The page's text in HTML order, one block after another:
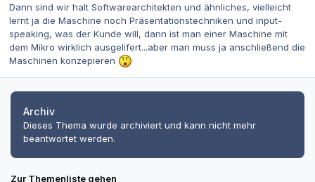
Dann sind wir halt Softwarearchitekten und ähnliches, vielleicht
lernt ja die Maschine noch Präsentationstechniken und input-
speaking, was der Kunde will, dann ist man einer Maschine mit
dem Mikro wirklich ausgelifert...aber man muss ja anschließend die
Maschinen konzepieren
Archiv
Dieses Thema wurde archiviert und kann nicht mehr
beantwortet werden.
Zur Themenliste gehen